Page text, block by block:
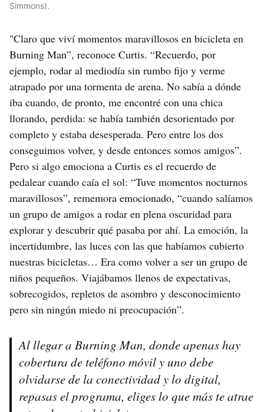
Simmons).
"Claro que viví momentos maravillosos en bicicleta en
Burning Man”, reconoce Curtis. “Recuerdo, por
ejemplo, rodar al mediodía sin rumbo fijo y verme
atrapado por una tormenta de arena. No sabía a dónde
iba cuando, de pronto, me encontré con una chica
llorando, perdida: se había también desorientado por
completo y estaba desesperada. Pero entre los dos
conseguimos volver, y desde entonces somos amigos”.
Pero si algo emociona a Curtis es el recuerdo de
pedalear cuando caía el sol: “Tuve momentos nocturnos
maravillosos”, rememora emocionado, “cuando salíamos
un grupo de amigos a rodar en plena oscuridad para
explorar y descubrir qué pasaba por ahí. La emoción, la
incertidumbre, las luces con las que habíamos cubierto
nuestras bicicletas… Era como volver a ser un grupo de
niños pequeños. Viajábamos llenos de expectativas,
sobrecogidos, repletos de asombro y desconocimiento
pero sin ningún miedo ni preocupación”.
Al llegar a Burning Man, donde apenas hay
cobertura de teléfono móvil y uno debe
olvidarse de la conectividad y lo digital,
repasas el programa, eliges lo que más te atrae